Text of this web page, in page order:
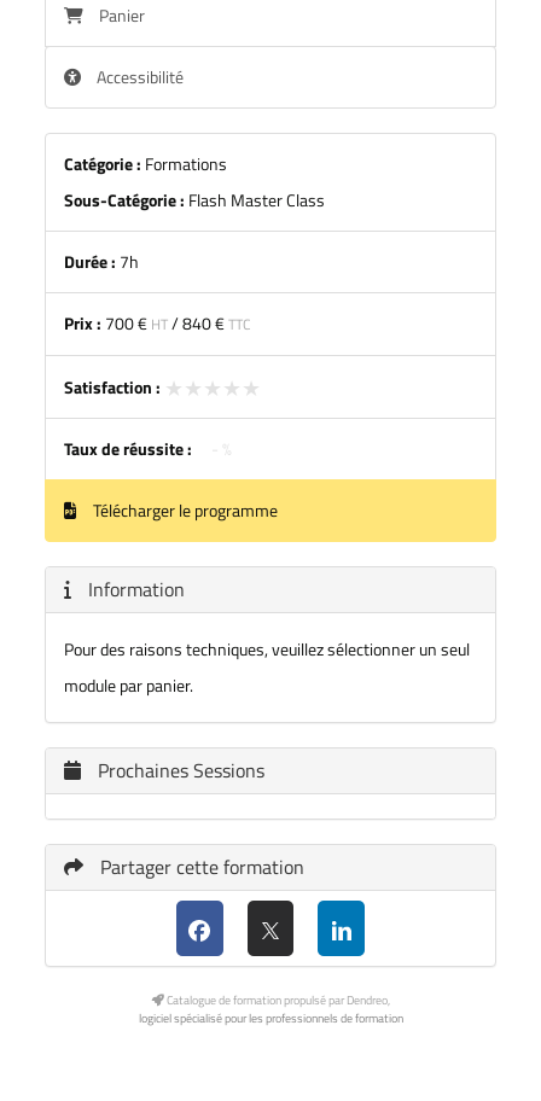
Panier
Accessibilité
Catégorie : Formations
Sous-Catégorie : Flash Master Class
Durée : 7h
Prix : 700 € HT/840 €TTC
Satisfaction : ★★★★★
★★★★★
Taux de réussite :
Télécharger le programme
Information
Pour des raisons techniques, veuillez sélectionner un seul
module par panier.
Prochaines Sessions
Partager cette formation
Catalogue de formation propulsé par Dendreo,
logiciel spécialisé pour les professionnels de formation